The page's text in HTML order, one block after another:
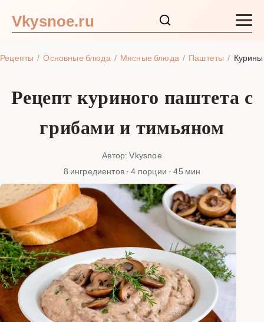
Vkysnoe.ru
Рецепты Основные блюда Мясные блюда Паштеты
Рецепт куриного паштета с
грибами и тимьяном
Автор: Vkysnoe
8 ингредиентов · 4 порции · 45 мин